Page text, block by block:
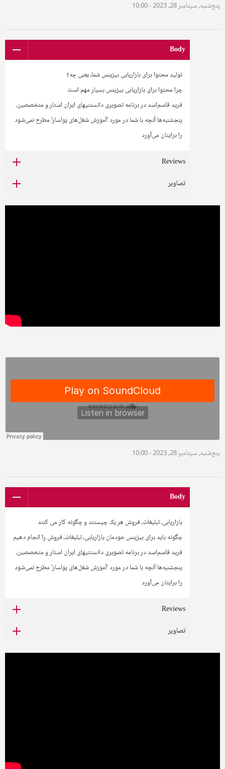
پنج‌شنبه, سپتامبر 28, 2023 - 10:00
Body
تولید محتوا برای بازاریابی بیزینس شما، یعنی چه؟
چرا محتوا برای بازاریابی بیزینس بسیار مهم است
فرید قاسم‌اسد در برنامه تصویری دانستنیهای ایران استار و متخصصین،
پنجشنبه‌ها آنچه با شما در مورد 'آموزش شغل‌های پولساز' مطرح نمی‌شود
را برایتان می‌آورد
Reviews
تصاویر
پنج‌شنبه, سپتامبر 28, 2023 - 10:00
Body
بازاریابی، تبلیغات، فروش هر یک چیستند و چگونه کار می کنند
چگونه باید برای بیزینس خودمان بازاریابی، تبلیغات، فروش را انجام دهیم
فرید قاسم‌اسد در برنامه تصویری دانستنیهای ایران استار و متخصصین،
پنجشنبه‌ها آنچه با شما در مورد 'آموزش شغل‌های پولساز' مطرح نمی‌شود
را برایتان می‌آورد
Reviews
تصاویر